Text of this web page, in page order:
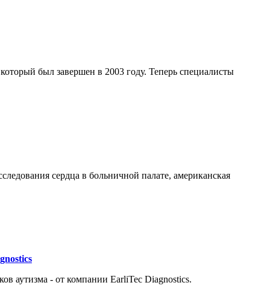
был завершен в 2003 году. Теперь специалисты
сердца в больничной палате, американская
аутизма - от компании EarliTec Diagnostics.